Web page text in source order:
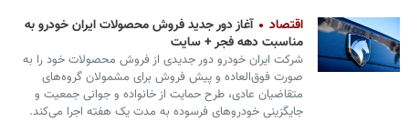
اقتصاد
آغاز دور جدید فروش محصولات ایران‌ خودرو به
مناسبت دهه فجر + سایت
شرکت ایران‌ خودرو دور جدیدی از فروش محصولات خود را به
صورت فوق‌العاده و پیش‌ فروش برای مشمولان گروه‌های
متقاضیان عادی، طرح حمایت از خانواده و جوانی جمعیت و
جایگزینی خودروهای فرسوده‌ به مدت یک هفته اجرا می‌کند.